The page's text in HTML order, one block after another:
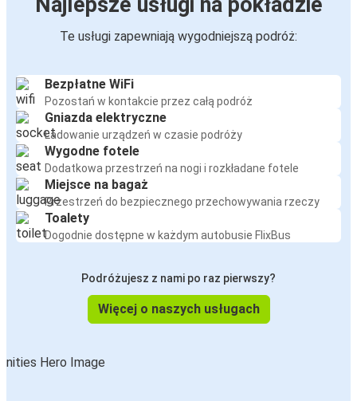
Te usługi zapewniają wygodniejszą podróż:
Bezpłatne WiFi
Pozostań w kontakcie przez całą podróż
Gniazda elektryczne
Ładowanie urządzeń w czasie podróży
Wygodne fotele
Dodatkowa przestrzeń na nogi i rozkładane fotele
Miejsce na bagaż
Przestrzeń do bezpiecznego przechowywania rzeczy
Toalety
Dogodnie dostępne w każdym autobusie FlixBus
Podróżujesz z nami po raz pierwszy?
Więcej o naszych usługach